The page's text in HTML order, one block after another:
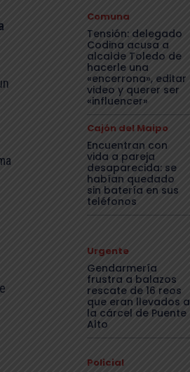
Comuna
Tensión: delegado
Codina acusa a
alcalde Toledo de
hacerle una
«encerrona», editar
video y querer ser
«influencer»
Cajón del Maipo
Encuentran con
vida a pareja
desaparecida: se
habían quedado
sin batería en sus
teléfonos
Urgente
Gendarmería
frustra a balazos
rescate de 16 reos
que eran llevados a
la cárcel de Puente
Alto
Policial